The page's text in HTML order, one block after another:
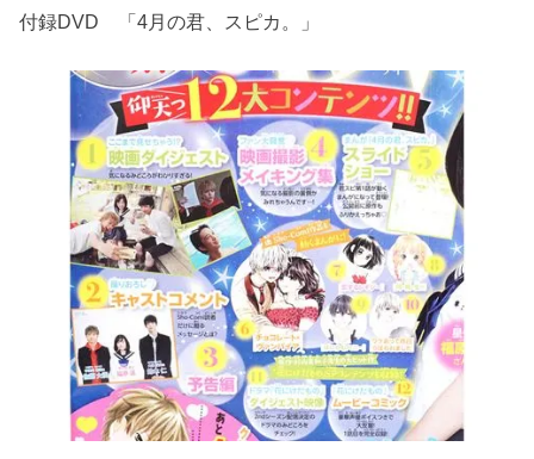
付録DVD 「4月の君、スピカ。」